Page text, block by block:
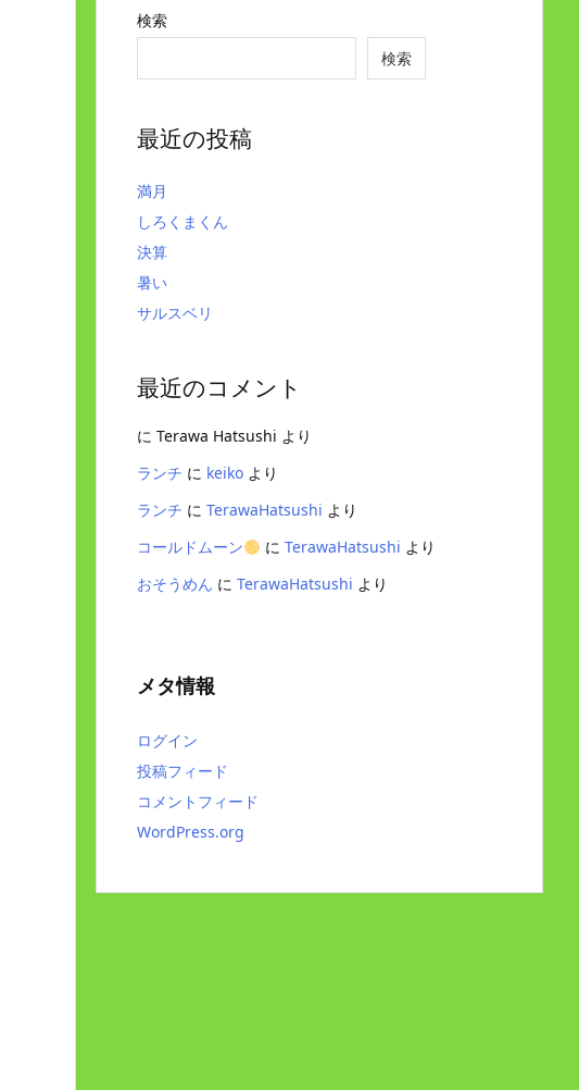
検索
検索
最近の投稿
満月
しろくまくん
決算
暑い
サルスベリ
最近のコメント
に Terawa Hatsushi より
ランチ に keiko より
ランチ に TerawaHatsushi より
コールドムーン
に TerawaHatsushi より
おそうめん に TerawaHatsushi より
メタ情報
ログイン
投稿フィード
コメントフィード
WordPress.org